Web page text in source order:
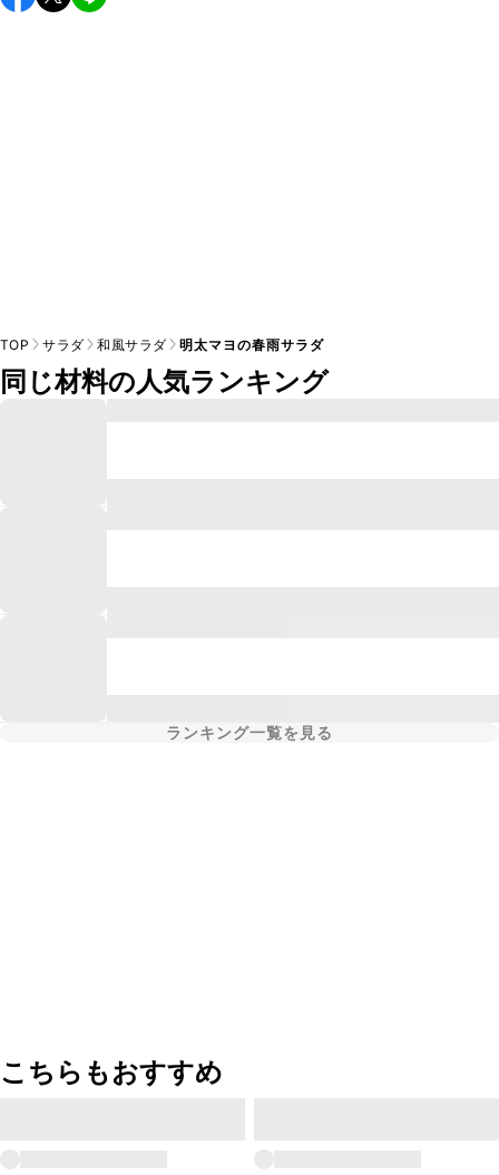
し上がりください。
TOP サラダ 和風サラダ 明太マヨの春雨サラダ
同じ材料の人気ランキング
ランキング一覧を見る
こちらもおすすめ